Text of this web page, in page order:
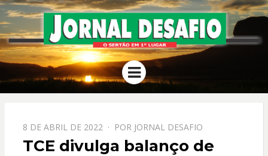
JORNAL
DESAFIO
O Sertão em 1º Lugar
Menu
PPOSTADO
EM
8 DE ABRIL DE 2022 POR JORNAL DESAFIO
TCE divulga balanço de